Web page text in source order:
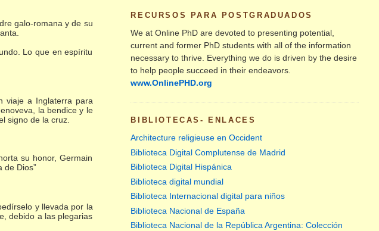
galo-romana y de su
Lo que en espíritu
viaje a Inglaterra para
la bendice y le
signo de la cruz.
su honor, Germain
de Dios”
y llevada por la
debido a las plegarias
RECURSOS PARA POSTGRADUADOS
We at Online PhD are devoted to presenting potential,
current and former PhD students with all of the information
necessary to thrive. Everything we do is driven by the desire
to help people succeed in their endeavors.
www.OnlinePHD.org
BIBLIOTECAS- ENLACES
Architecture religieuse en Occident
Biblioteca Digital Complutense de Madrid
Biblioteca Digital Hispánica
Biblioteca digital mundial
Biblioteca Internacional digital para niños
Biblioteca Nacional de España
Biblioteca Nacional de la República Argentina: Colección